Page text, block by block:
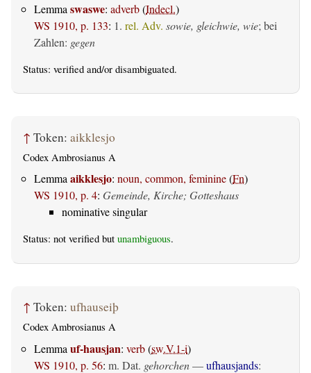
Lemma swaswe: adverb(Indecl.)
WS 1910, p. 133: 1. rel. Adv. sowie, gleichwie, wie; bei
Zahlen: gegen
Status: verified and/or disambiguated.
↑ Token: aikklesjo
Codex Ambrosianus A
Lemmaaikklesjo: noun, common, feminine(Fn)
WS 1910, p. 4: Gemeinde, Kirche; Gotteshaus
nominative singular
Status: not verified but unambiguous.
↑ Token: ufhauseiþ
Codex Ambrosianus A
Lemma uf-hausjan: verb(sw.V.1-i)
WS 1910, p. 56: m. Dat. gehorchen—ufhausjands: